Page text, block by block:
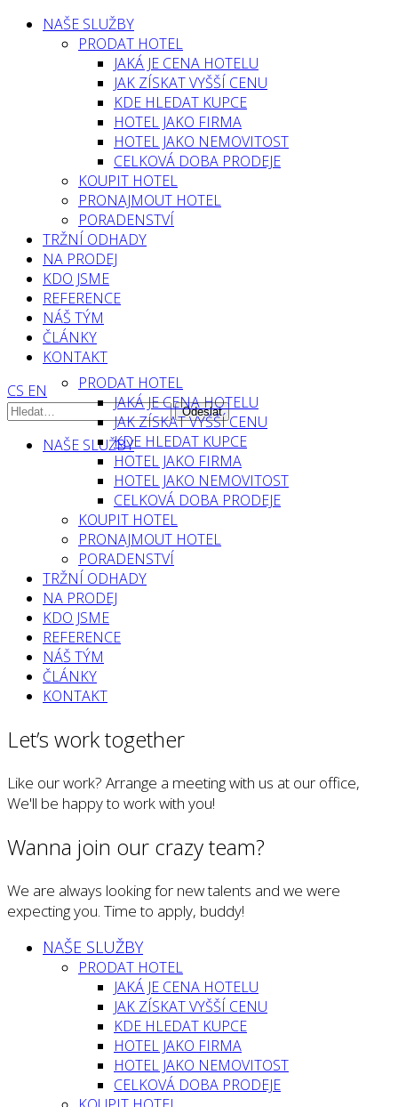
NAŠE SLUŽBY
PRODAT HOTEL
JAKÁ JE CENA HOTELU
JAK ZÍSKAT VYŠŠÍ CENU
KDE HLEDAT KUPCE
HOTEL JAKO FIRMA
HOTEL JAKO NEMOVITOST
CELKOVÁ DOBA PRODEJE
KOUPIT HOTEL
PRONAJMOUT HOTEL
PORADENSTVÍ
TRŽNÍ ODHADY
NA PRODEJ
KDO JSME
REFERENCE
NÁŠ TÝM
ČLÁNKY
KONTAKT
CS EN
NAŠE SLUŽBY
PRODAT HOTEL
JAKÁ JE CENA HOTELU
JAK ZÍSKAT VYŠŠÍ CENU
KDE HLEDAT KUPCE
HOTEL JAKO FIRMA
HOTEL JAKO NEMOVITOST
CELKOVÁ DOBA PRODEJE
KOUPIT HOTEL
PRONAJMOUT HOTEL
PORADENSTVÍ
TRŽNÍ ODHADY
NA PRODEJ
KDO JSME
REFERENCE
NÁŠ TÝM
ČLÁNKY
KONTAKT
Let’s work together
Like our work? Arrange a meeting with us at our office,
We'll be happy to work with you!
Wanna join our crazy team?
We are always looking for new talents and we were
expecting you. Time to apply, buddy!
NAŠE SLUŽBY
PRODAT HOTEL
JAKÁ JE CENA HOTELU
JAK ZÍSKAT VYŠŠÍ CENU
KDE HLEDAT KUPCE
HOTEL JAKO FIRMA
HOTEL JAKO NEMOVITOST
CELKOVÁ DOBA PRODEJE